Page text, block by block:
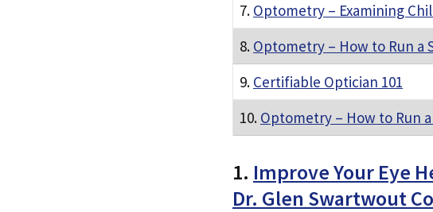
7. Optometry – Examining
8. Optometry – How to Run a
9. Certifiable Optician 101
10. Optometry – How to Run
1. Improve Your Eye
Dr. Glen Swartwout